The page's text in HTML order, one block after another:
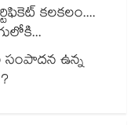
కలకలం....
ఉన్న